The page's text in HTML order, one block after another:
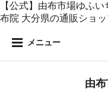
【公式】由布市場ゆふ
布院 大分県の通販ショ
メニュー
由